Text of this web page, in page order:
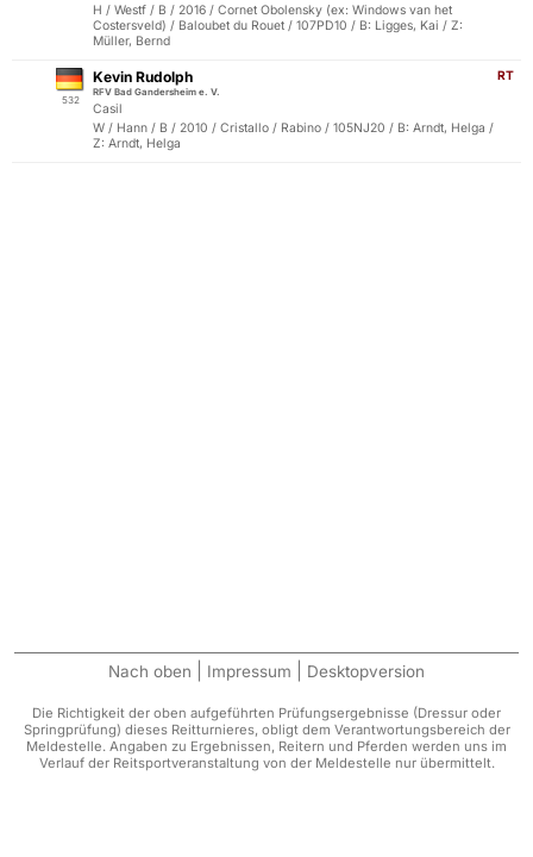
H / Westf / B / 2016 / Cornet Obolensky (ex: Windows van het
Costersveld) / Baloubet du Rouet / 107PD10 / B: Ligges, Kai / Z:
Müller, Bernd
532
RT
Kevin Rudolph
RFV Bad Gandersheim e. V.
Casil
W / Hann / B / 2010 / Cristallo / Rabino / 105NJ20 / B: Arndt, Helga /
Z: Arndt, Helga
Nach oben Impressum Desktopversion
Die Richtigkeit der oben aufgeführten Prüfungsergebnisse (Dressur oder
Springprüfung) dieses Reitturnieres, obligt dem Verantwortungsbereich der
Meldestelle. Angaben zu Ergebnissen, Reitern und Pferden werden uns im
Verlauf der Reitsportveranstaltung von der Meldestelle nur übermittelt.